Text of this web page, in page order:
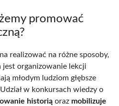
promować
realizować na różne sposoby,
jest organizowanie lekcji
młodym ludziom głębsze
w konkursach wiedzy o
historią oraz mobilizuje